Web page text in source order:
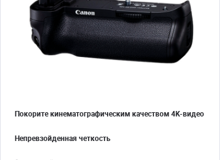
Покорите кинематографическим качеством 4K-видео
Непревзойденная четкость